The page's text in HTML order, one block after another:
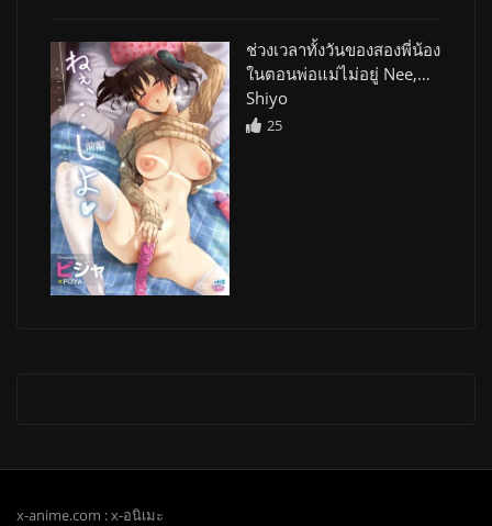
ช่วงเวลาทั้งวันของสองพี่น้อง
ในตอนพ่อแม่ไม่อยู่ Nee,…
Shiyo
25
x-anime.com : x-อนิเมะ